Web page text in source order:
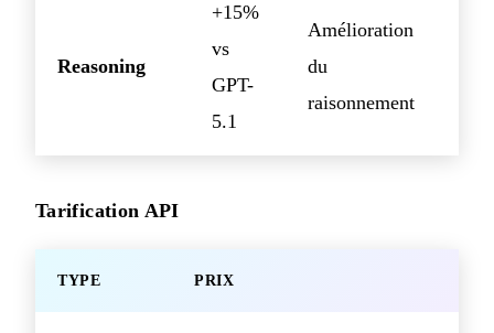
Reasoning
+15%
vs
GPT-
5.1
Amélioration
du
raisonnement
Tarification API
TYPE PRIX